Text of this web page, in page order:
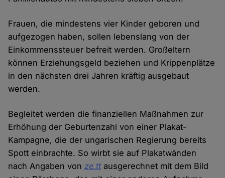
Frauen, die mindestens vier Kinder geboren und
aufgezogen haben, sollen lebenslang von der
Einkommenssteuer befreit werden. Großeltern
können Erziehungsgeld beziehen und Krippenplätze
in den nächsten drei Jahren kräftig ausgebaut
werden.
Begleitet werden die finanziellen Maßnahmen zur
Erhöhung der Geburtenzahl von einer Plakat-
Kampagne, die der ungarischen Regierung bereits
Spott einbrachte. So wirbt sie auf Plakatwänden
nach Angaben vonze.ttausgerechnet mit dem Bild